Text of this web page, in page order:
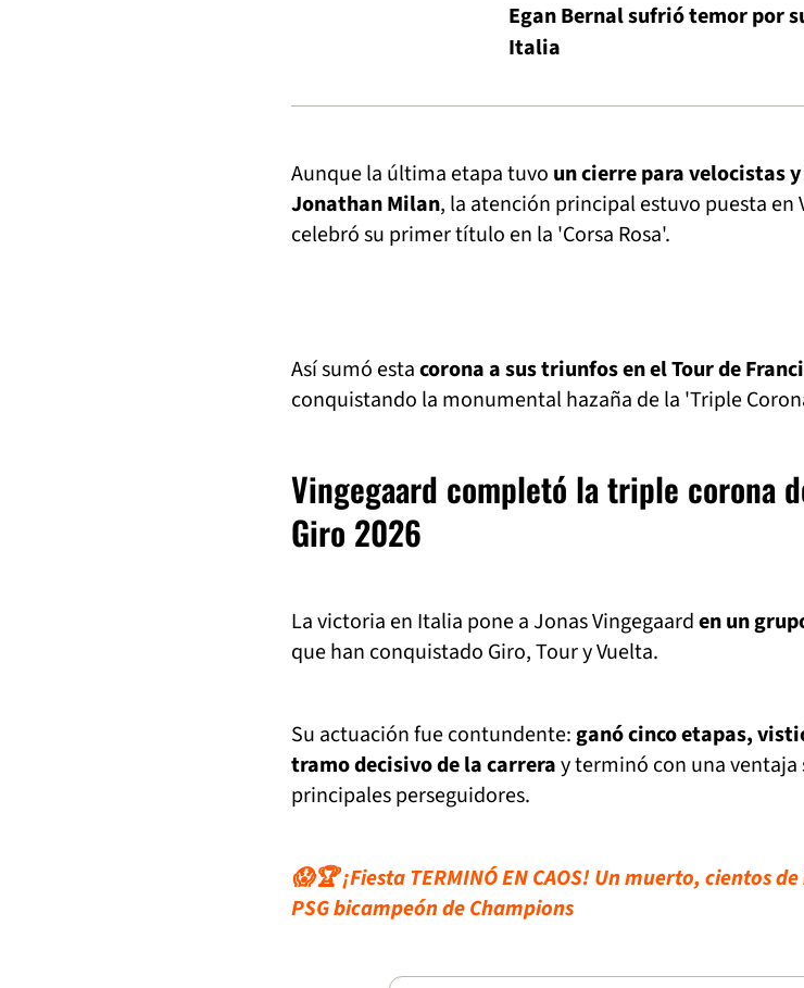
Egan Bernal sufrió temor por
Italia
Aunque la última etapa tuvo un cierre para velocistas
Jonathan Milan, la atención principal estuvo puesta en
celebró su primer título en la 'Corsa Rosa'.
Así sumó estacorona a sus triunfos en el Tour de
conquistando la monumental hazaña de la 'Triple
Vingegaard completó la triple corona
Giro 2026
La victoria en Italia pone a Jonas Vingegaarden un
que han conquistado Giro, Tour y Vuelta.
Su actuación fue contundente:ganó cinco etapas,
tramo decisivo de la carreray terminó con una ventaja
principales perseguidores.
😱🏆 ¡Fiesta TERMINÓ EN CAOS! Un muerto, cientos
PSG bicampeón de Champions